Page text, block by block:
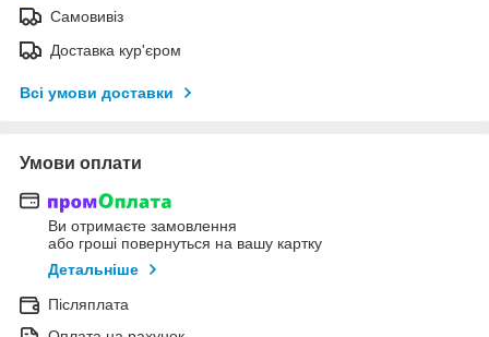
Самовивіз
Доставка кур'єром
Всі умови доставки
Умови оплати
Ви отримаєте замовлення
або гроші повернуться на вашу картку
Детальніше
Післяплата